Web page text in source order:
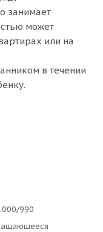
занимает
может
или на
в течении
990